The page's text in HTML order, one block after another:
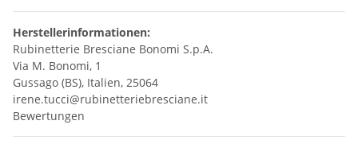
Herstellerinformationen:
Rubinetterie Bresciane Bonomi S.p.A.
Via M. Bonomi, 1
Gussago (BS), Italien, 25064
irene.tucci@rubinetteriebresciane.it
Bewertungen